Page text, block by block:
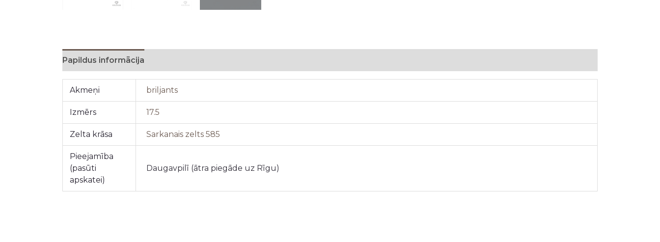
Papildus informācija
Akmeņi briljants
Izmērs 17.5
Zelta krāsa Sarkanais zelts 585
Pieejamība
(pasūti
apskatei)
Daugavpilī (ātra piegāde uz Rīgu)